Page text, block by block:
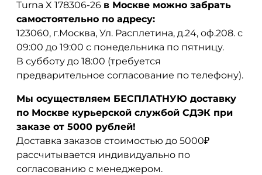
Turna X 178306-26 в Москве можно забрать
самостоятельно по адресу:
123060, г.Москва, Ул. Расплетина, д.24, оф.208. с
09:00 до 19:00 с понедельника по пятницу.
В субботу до 18:00 (требуется
предварительное согласование по телефону).
Мы осуществляем БЕСПЛАТНУЮ доставку
по Москве курьерской службой СДЭК при
заказе от 5000 рублей!
Доставка заказов стоимостью до 5000₽
рассчитывается индивидуально по
согласованию с менеджером.